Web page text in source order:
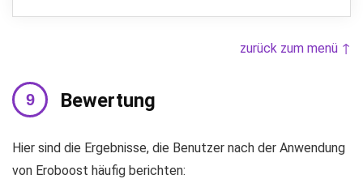
zurück zum menü ↑
Bewertung
Hier sind die Ergebnisse, die Benutzer nach der Anwendung
von Eroboost häufig berichten: